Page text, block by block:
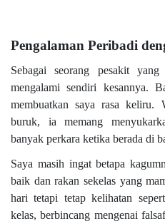
Pengalaman Peribadi
Sebagai seorang pesakit
mengalami sendiri kesannya.
membuatkan saya rasa keliru.
buruk, ia memang
banyak perkara ketika berada di
Saya masih ingat betapa
baik dan rakan sekelas yang
hari tetapi tetap kelihatan
kelas, berbincang mengenai